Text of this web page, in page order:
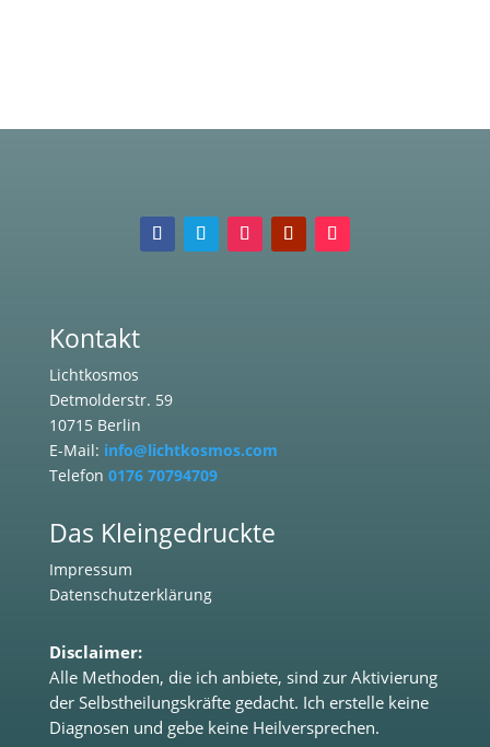
Kontakt
Lichtkosmos
Detmolderstr. 59
10715 Berlin
E-Mail: info@lichtkosmos.com
Telefon 0176 70794709
Das Kleingedruckte
Impressum
Datenschutzerklärung
Disclaimer:
Alle Methoden, die ich anbiete, sind zur Aktivierung
der Selbstheilungskräfte gedacht. Ich erstelle keine
Diagnosen und gebe keine Heilversprechen.